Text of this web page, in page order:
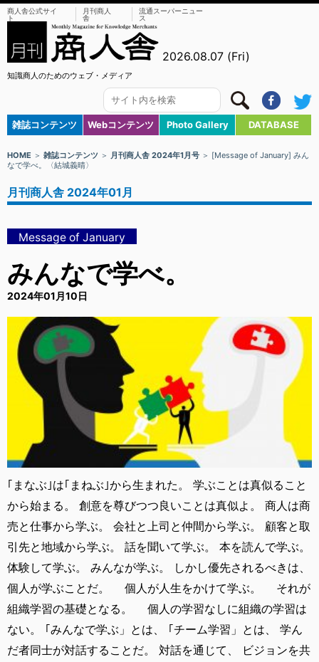
商人舎公式サイ
ト
月刊商人
舎
流通スーパーニュー
ス
2026.08.07 (Fri)
知識商人のためのウェブ・メディア
雑誌コンテンツ Webコンテンツ Photo Gallery DATABASE
HOME ＞ 雑誌コンテンツ ＞ 月刊商人舎 2024年1月号 ＞ [Message of January] みん
なで学べ。〈結城義晴〉
月刊商人舎 2024年01月
Message of January
みんなで学べ。
2024年01月10日
｢まなぶ｣は｢まねぶ｣から生まれた。 学ぶことは真似ること
から始まる。 創意を尊びつつ良いことは真似よ。 商人は商
売と仕事から学ぶ。 会社と上司と仲間から学ぶ。 顧客と取
引先と地域から学ぶ。 話を聞いて学ぶ。 本を読んで学ぶ。
体験して学ぶ。 みんなが学ぶ。 しかし優先されるべきは、
個人が学ぶことだ。 個人が人生をかけて学ぶ。 それが
組織学習の基礎となる。 個人の学習なしに組織の学習は
ない。 ｢みんなで学ぶ」とは、 ｢チーム学習」とは、 学ん
だ者同士が対話することだ。 対話を通じて、 ビジョンを共